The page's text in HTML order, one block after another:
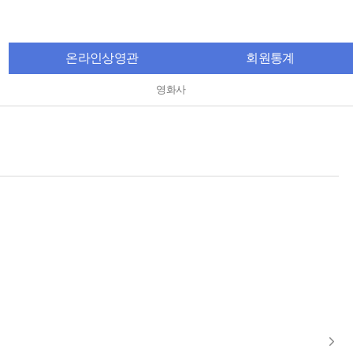
온라인상영관 회원통계
영화사